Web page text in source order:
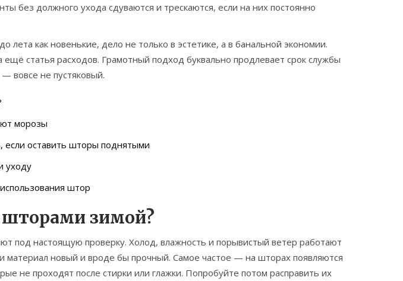
без должного ухода сдуваются и трескаются, если на них постоянно
лета как новенькие, дело не только в эстетике, а в банальной экономии.
статья расходов. Грамотный подход буквально продлевает срок службы
вовсе не пустяковый.
морозы
если оставить шторы поднятыми
уходу
штор
шторами зимой?
под настоящую проверку. Холод, влажность и порывистый ветер работают
материал новый и вроде бы прочный. Самое частое — на шторах появляются
не проходят после стирки или глажки. Попробуйте потом расправить их